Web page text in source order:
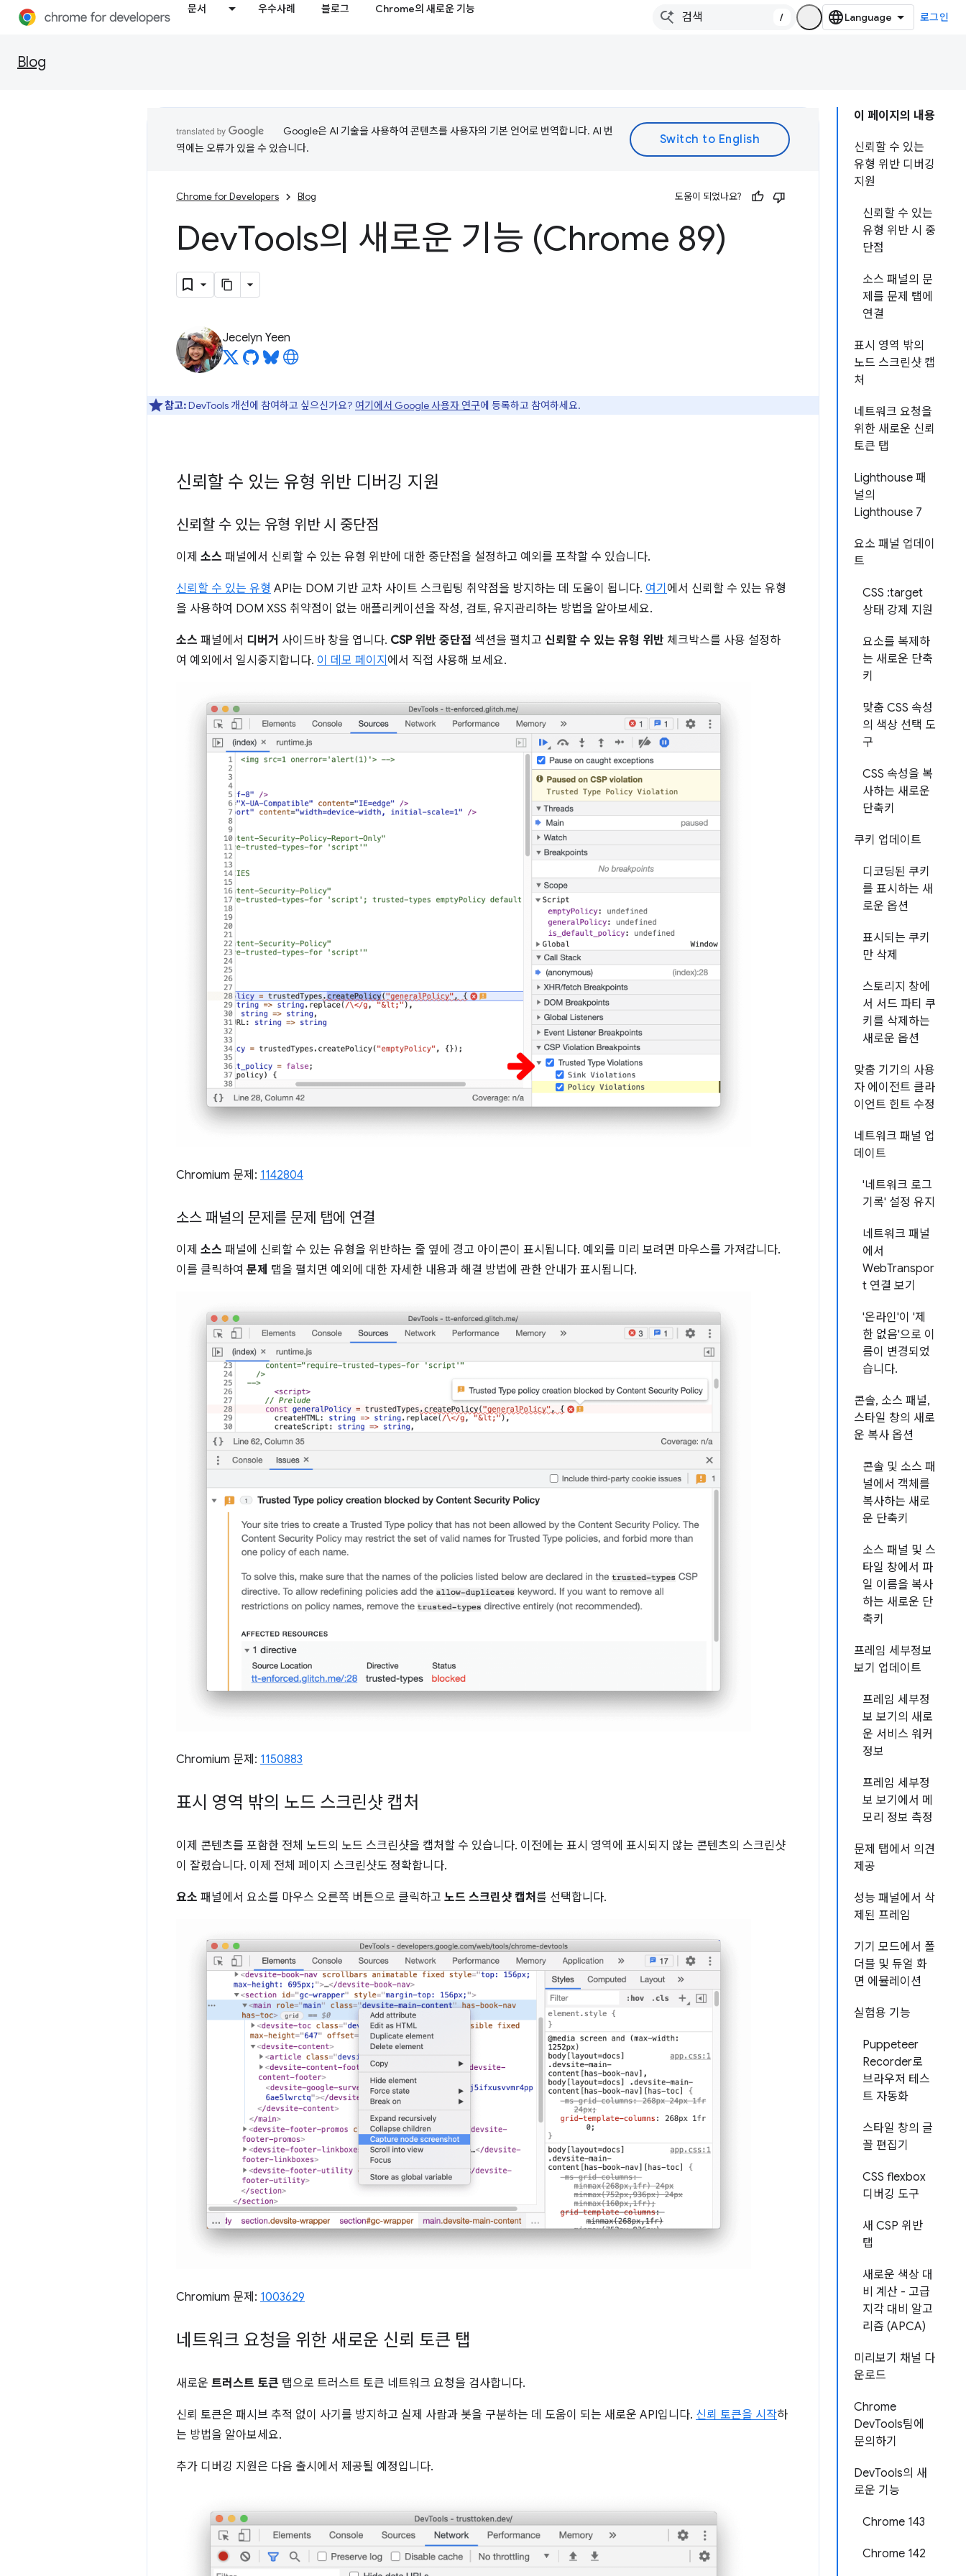
문서 우수사례 블로그 Chrome의 새로운 기능
/ 로그인
Blog
이 페이지의 내용
신뢰할 수 있는
유형 위반 디버깅
지원
신뢰할 수 있는
유형 위반 시 중
단점
소스 패널의 문
제를 문제 탭에
연결
표시 영역 밖의
노드 스크린샷 캡
처
네트워크 요청을
위한 새로운 신뢰
토큰 탭
Lighthouse 패
널의
Lighthouse 7
요소 패널 업데이
트
CSS :target
상태 강제 지원
요소를 복제하
는 새로운 단축
키
맞춤 CSS 속성
의 색상 선택 도
구
CSS 속성을 복
사하는 새로운
단축키
쿠키 업데이트
디코딩된 쿠키
를 표시하는 새
로운 옵션
표시되는 쿠키
만 삭제
스토리지 창에
서 서드 파티 쿠
키를 삭제하는
새로운 옵션
맞춤 기기의 사용
자 에이전트 클라
이언트 힌트 수정
네트워크 패널 업
데이트
'네트워크 로그
기록' 설정 유지
네트워크 패널
에서
WebTranspor
t 연결 보기
'온라인'이 '제
한 없음'으로 이
름이 변경되었
습니다.
콘솔, 소스 패널,
스타일 창의 새로
운 복사 옵션
콘솔 및 소스 패
널에서 객체를
복사하는 새로
운 단축키
소스 패널 및 스
타일 창에서 파
일 이름을 복사
하는 새로운 단
축키
프레임 세부정보
보기 업데이트
프레임 세부정
보 보기의 새로
운 서비스 워커
정보
프레임 세부정
보 보기에서 메
모리 정보 측정
문제 탭에서 의견
제공
성능 패널에서 삭
제된 프레임
기기 모드에서 폴
더블 및 듀얼 화
면 에뮬레이션
실험용 기능
Puppeteer
Recorder로
브라우저 테스
트 자동화
스타일 창의 글
꼴 편집기
CSS flexbox
디버깅 도구
새 CSP 위반
탭
새로운 색상 대
비 계산 - 고급
지각 대비 알고
리즘 (APCA)
미리보기 채널 다
운로드
Chrome
DevTools팀에
문의하기
DevTools의 새
로운 기능
Chrome 143
Chrome 142
Google은 AI 기술을 사용하여 콘텐츠를 사용자의 기본 언어로 번역합니다. AI 번
역에는 오류가 있을 수 있습니다.
Chrome for Developers Blog 도움이 되었나요?
DevTools의 새로운 기능 (Chrome 89)
Jecelyn Yeen
참고:DevTools 개선에 참여하고 싶으신가요? 여기에서 Google 사용자 연구에 등록하고 참여하세요.
신뢰할 수 있는 유형 위반 디버깅 지원
신뢰할 수 있는 유형 위반 시 중단점
이제 소스 패널에서 신뢰할 수 있는 유형 위반에 대한 중단점을 설정하고 예외를 포착할 수 있습니다.
신뢰할 수 있는 유형 API는 DOM 기반 교차 사이트 스크립팅 취약점을 방지하는 데 도움이 됩니다. 여기 에서 신뢰할 수 있는 유형
을 사용하여 DOM XSS 취약점이 없는 애플리케이션을 작성, 검토, 유지관리하는 방법을 알아보세요.
소스 패널에서 디버거 사이드바 창을 엽니다. CSP 위반 중단점 섹션을 펼치고 신뢰할 수 있는 유형 위반 체크박스를 사용 설정하
여 예외에서 일시중지합니다. 이 데모 페이지 에서 직접 사용해 보세요.
Chromium 문제: 1142804
소스 패널의 문제를 문제 탭에 연결
이제 소스 패널에 신뢰할 수 있는 유형을 위반하는 줄 옆에 경고 아이콘이 표시됩니다. 예외를 미리 보려면 마우스를 가져갑니다.
이를 클릭하여 문제 탭을 펼치면 예외에 대한 자세한 내용과 해결 방법에 관한 안내가 표시됩니다.
Chromium 문제: 1150883
표시 영역 밖의 노드 스크린샷 캡처
이제 콘텐츠를 포함한 전체 노드의 노드 스크린샷을 캡처할 수 있습니다. 이전에는 표시 영역에 표시되지 않는 콘텐츠의 스크린샷
이 잘렸습니다. 이제 전체 페이지 스크린샷도 정확합니다.
요소 패널에서 요소를 마우스 오른쪽 버튼으로 클릭하고 노드 스크린샷 캡처 를 선택합니다.
Chromium 문제: 1003629
네트워크 요청을 위한 새로운 신뢰 토큰 탭
새로운 트러스트 토큰 탭으로 트러스트 토큰 네트워크 요청을 검사합니다.
신뢰 토큰은 패시브 추적 없이 사기를 방지하고 실제 사람과 봇을 구분하는 데 도움이 되는 새로운 API입니다. 신뢰 토큰을 시작하
는 방법을 알아보세요.
추가 디버깅 지원은 다음 출시에서 제공될 예정입니다.